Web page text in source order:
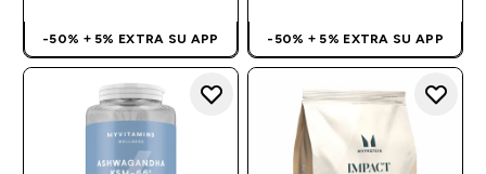
-50% + 5% EXTRA SU APP -50% + 5% EXTRA SU APP